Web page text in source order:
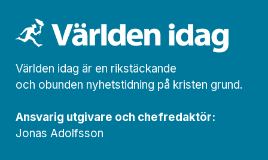
Världen idag är en rikstäckande
och obunden nyhets­­­tidning på kristen grund.
Ansvarig utgivare och chef­redaktör:
Jonas Adolfsson